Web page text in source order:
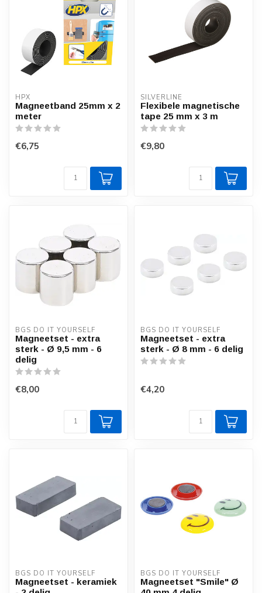
HPX
Magneetband 25mm x 2
meter
€6,75
SILVERLINE
Flexibele magnetische
tape 25 mm x 3 m
€9,80
BGS DO IT YOURSELF
Magneetset - extra
sterk - Ø 9,5 mm - 6
delig
€8,00
BGS DO IT YOURSELF
Magneetset - extra
sterk - Ø 8 mm - 6 delig
€4,20
BGS DO IT YOURSELF
Magneetset - keramiek
BGS DO IT YOURSELF
Magneetset "Smile" Ø